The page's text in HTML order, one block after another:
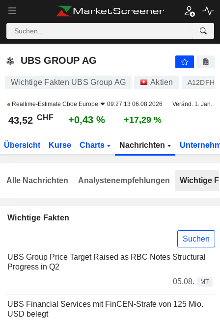
UBS GROUP AG
UBS GROUP AG
Wichtige Fakten UBS Group AG Aktien A12DFH
Realtime-Estimate Cboe Europe 09:27:13 06.08.2026 Veränd. 1. Jan.
43,52 CHF +0,43 % +17,29 %
Übersicht Kurse Charts Nachrichten
Wichtige Fakten
Suchen
UBS Group Price Target Raised as RBC Notes Structural
Progress in Q2
05.08.
MT
UBS Financial Services mit FinCEN-Strafe von 125 Mio.
USD belegt
Alle Nachrichten Analystenempfehlungen Wichtige